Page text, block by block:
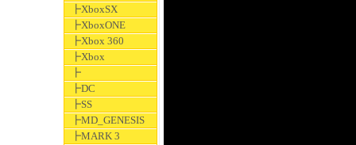
┣XboxSX
┣XboxONE
┣Xbox 360
┣Xbox
┣
┣DC
┣SS
┣MD_GENESIS
┣MARK 3